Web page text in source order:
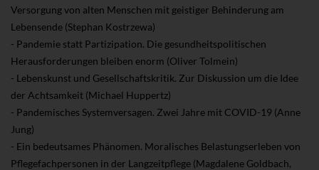
Versorgung von alten Menschen mit geistiger Behinderung am
Lebensende (Stephan Kostrzewa)
- Pandemie statt Partizipation. Die gesundheitspolitischen
Herausforderungen bleiben enorm (Oliver Tolmein)
- Lebenskunst und Gesellschaftskritik. Zur Diskussion um die Idee
der Achtsamkeit (Michael Huppertz)
- Pandemisches Systemversagen. Zwei Jahre mit COVID-19 (Anne
Jung)
- Ein bedeutsames Phänomen. Moralisches Belastungserleben von
Pflegefachpersonen in der Langzeitpflege (Magdalene Goldbach,